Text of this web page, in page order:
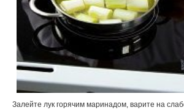
Залейте лук горячим маринадом, варите на